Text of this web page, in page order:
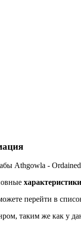
Athgowla -
перейти в
таким же как у